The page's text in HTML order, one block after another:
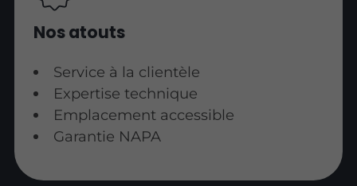
Nos atouts
Service à la clientèle
Expertise technique
Emplacement accessible
Garantie NAPA